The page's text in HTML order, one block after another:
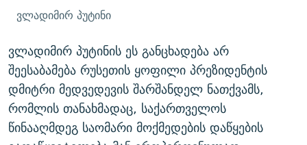
ვლადიმირ პუტინი
ვლადიმირ პუტინის ეს განცხადება არ
შეესაბამება რუსეთის ყოფილი პრეზიდენტის
დმიტრი მედვედევის შარშანდელ ნათქვამს,
რომლის თანახმადაც, საქართველოს
წინააღმდეგ საომარი მოქმედების დაწყების